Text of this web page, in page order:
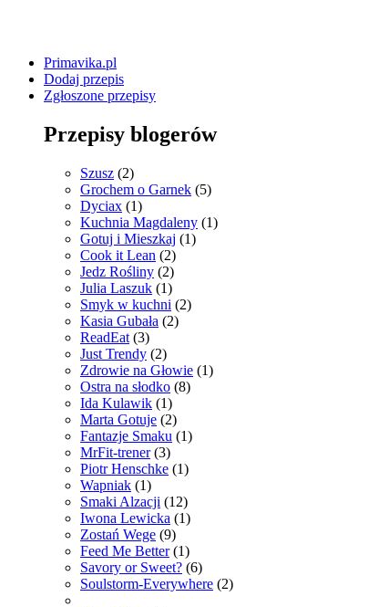
Primavika.pl
Dodaj przepis
Zgłoszone przepisy
Przepisy blogerów
Szusz (2)
Grochem o Garnek (5)
Dyciax (1)
Kuchnia Magdaleny (1)
Gotuj i Mieszkaj (1)
Cook it Lean (2)
Jedz Rośliny (2)
Julia Laszuk (1)
Smyk w kuchni (2)
Kasia Gubała (2)
ReadEat (3)
Just Trendy (2)
Zdrowie na Głowie (1)
Ostra na słodko (8)
Ida Kulawik (1)
Marta Gotuje (2)
Fantazje Smaku (1)
MrFit-trener(3)
Piotr Henschke (1)
Wapniak (1)
Smaki Alzacji (12)
Iwona Lewicka (1)
Zostań Wege (9)
Feed Me Better(1)
Savory or Sweet? (6)
Soulstorm-Everywhere (2)